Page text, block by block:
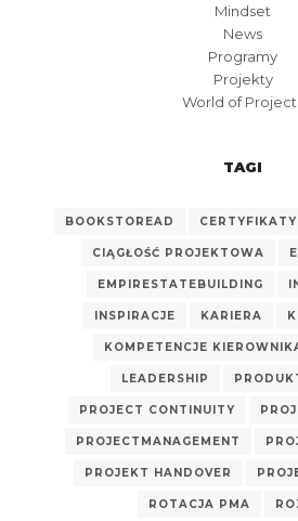
Mindset
News
Programy
Projekty
World of
TAGI
BOOKSTOREAD CERTYFIKATY
CIĄGŁOŚĆ PROJEKTOWA
EMPIRESTATEBUILDING
INSPIRACJE KARIERA
KOMPETENCJE
LEADERSHIP
PROJECT CONTINUITY
PROJECTMANAGEMENT
PROJEKT HANDOVER
ROTACJA PMA